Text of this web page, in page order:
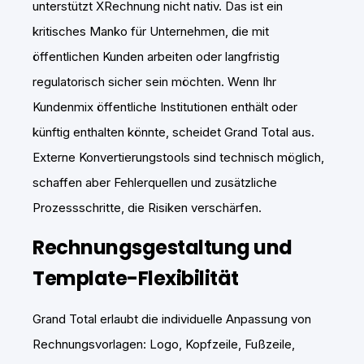
unterstützt XRechnung nicht nativ. Das ist ein
kritisches Manko für Unternehmen, die mit
öffentlichen Kunden arbeiten oder langfristig
regulatorisch sicher sein möchten. Wenn Ihr
Kundenmix öffentliche Institutionen enthält oder
künftig enthalten könnte, scheidet Grand Total aus.
Externe Konvertierungstools sind technisch möglich,
schaffen aber Fehlerquellen und zusätzliche
Prozessschritte, die Risiken verschärfen.
Rechnungsgestaltung und
Template-Flexibilität
Grand Total erlaubt die individuelle Anpassung von
Rechnungsvorlagen: Logo, Kopfzeile, Fußzeile,